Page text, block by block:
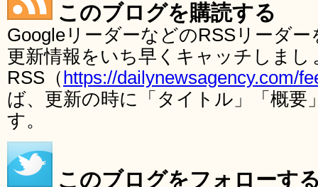
このブログを購読する
GoogleリーダーなどのRSSリーダ
更新情報をいち早くキャッチしま
RSS（ https://dailynewsagency.com/
ば、更新の時に「タイトル」「概要
す。
このブログをフォローす